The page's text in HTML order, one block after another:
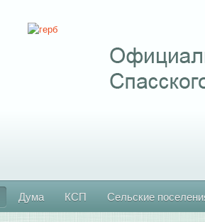
Дума КСП Сельские